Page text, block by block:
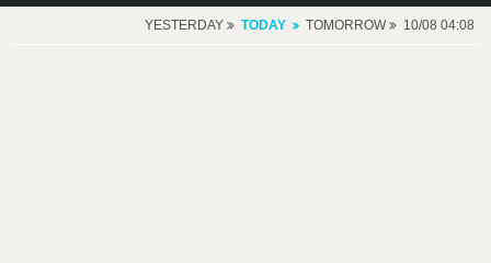
YESTERDAY TODAY TOMORROW 10/08 04:08